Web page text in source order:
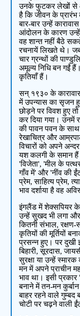
उनके फुटकर लेखों से
है कि जीवन के प्रारंभ
बार-बार उन्हें
आंदोलन के कारण उन्हें
वह शान्त नहीं बैठे
रचनायें लिखते थे।
चार ग्रन्थों की
अमूल्य निधि बन गईं
कृतियाँ हैं।
सन् १९३० के
में उपन्यास का सृजन
छोड़ने पर विवश हुए
कर दिया गया। उनमें
की पावन पवन के साथ
रेखाचित्र और
विचारों को अपने
यश कलगी के समान हैं
'विजेता', 'मील के
गाँव में' और 'नींव की
प्रेम, साहित्य प्रेम,
भाव दर्शाया है वह
इंगलैंड में शेक्सपियर के
उन्हें सुखद भी लगा
कितनी संभाल,
कृतियों की मूर्तियों
प्रसन्न हुए। पर दुखी
बिहारी, सूरदास,
सुरक्षा या उन्हें
मन में अपने प्राचीन
भाव था। इसी प्रकार
बनाने में तन-मन
बाहर रहने वाले
चोटी पर चढ़ने वाली